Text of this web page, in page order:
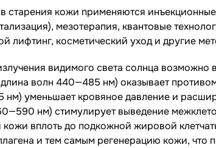
кожи применяются
мезотерапия, квантовые
лифтинг, косметический уход и другие
видимого света солнца возможно
волн 440—485 нм) оказывает
уменьшает кровяное давление и
нм) стимулирует выведение
вплоть до подкожной жировой
и тем самым регенерацию кожи,